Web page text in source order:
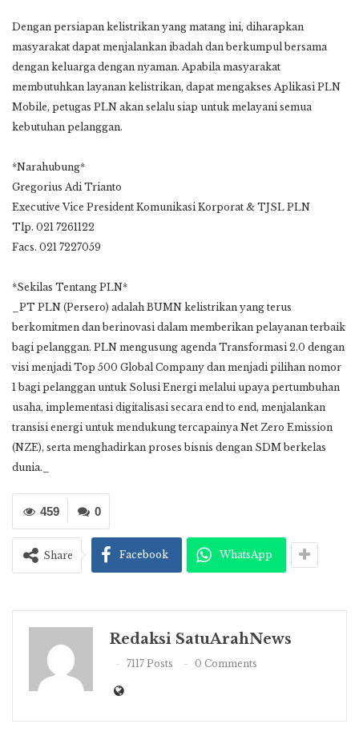
Dengan persiapan kelistrikan yang matang ini, diharapkan
masyarakat dapat menjalankan ibadah dan berkumpul bersama
dengan keluarga dengan nyaman. Apabila masyarakat
membutuhkan layanan kelistrikan, dapat mengakses Aplikasi PLN
Mobile, petugas PLN akan selalu siap untuk melayani semua
kebutuhan pelanggan.
*Narahubung*
Gregorius Adi Trianto
Executive Vice President Komunikasi Korporat & TJSL PLN
Tlp. 021 7261122
Facs. 021 7227059
*Sekilas Tentang PLN*
_PT PLN (Persero) adalah BUMN kelistrikan yang terus
berkomitmen dan berinovasi dalam memberikan pelayanan terbaik
bagi pelanggan. PLN mengusung agenda Transformasi 2.0 dengan
visi menjadi Top 500 Global Company dan menjadi pilihan nomor
1 bagi pelanggan untuk Solusi Energi melalui upaya pertumbuhan
usaha, implementasi digitalisasi secara end to end, menjalankan
transisi energi untuk mendukung tercapainya Net Zero Emission
(NZE), serta menghadirkan proses bisnis dengan SDM berkelas
dunia._
0
459
Share Facebook WhatsApp
Redaksi SatuArahNews
7117 Posts 0 Comments